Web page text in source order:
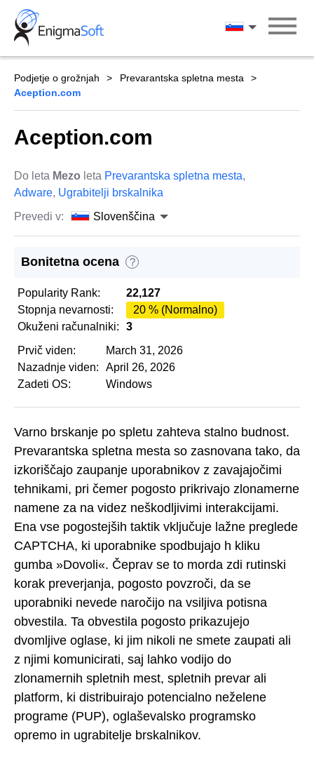
Skip
content
Slovenščina
Podjetje o grožnjah
Prevarantska spletna mesta
Aception.com
Aception.com
Do leta Mezo leta Prevarantska spletna mesta,
Adware, Ugrabitelji brskalnika
Prevedi v:
Slovenščina
Bonitetna ocena ?
Popularity Rank:
22,127
Stopnja nevarnosti:
20 % (Normalno)
Okuženi računalniki:
3
Prvič viden:
March 31, 2026
Nazadnje viden:
April 26, 2026
Zadeti OS:
Windows
Varno brskanje po spletu zahteva stalno budnost.
Prevarantska spletna mesta so zasnovana tako, da
izkoriščajo zaupanje uporabnikov z zavajajočimi
tehnikami, pri čemer pogosto prikrivajo zlonamerne
namene za na videz neškodljivimi interakcijami.
Ena vse pogostejših taktik vključuje lažne preglede
CAPTCHA, ki uporabnike spodbujajo h kliku
gumba »Dovoli«. Čeprav se to morda zdi rutinski
korak preverjanja, pogosto povzroči, da se
uporabniki nevede naročijo na vsiljiva potisna
obvestila. Ta obvestila pogosto prikazujejo
dvomljive oglase, ki jim nikoli ne smete zaupati ali
z njimi komunicirati, saj lahko vodijo do
zlonamernih spletnih mest, spletnih prevar ali
platform, ki distribuirajo potencialno neželene
programe (PUP), oglaševalsko programsko
opremo in ugrabitelje brskalnikov.